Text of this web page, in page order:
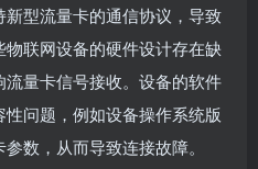
型流量卡的通信协议，导致
联网设备的硬件设计存在缺
量卡信号接收。设备的软件
问题，例如设备操作系统版
数，从而导致连接故障。